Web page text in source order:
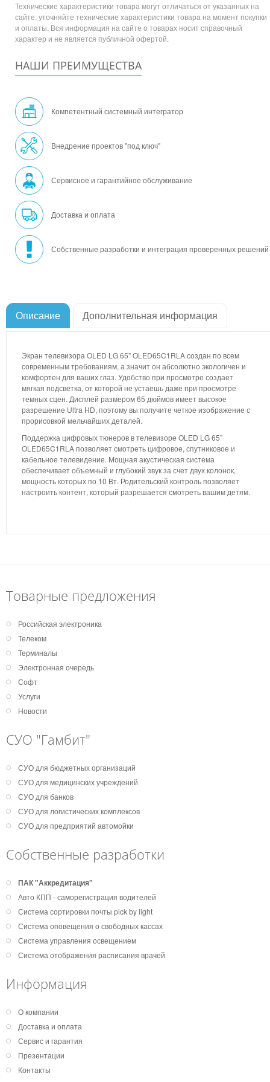
Технические характеристики товара могут отличаться от указанных на
сайте, уточняйте технические характеристики товара на момент покупки
и оплаты. Вся информация на сайте о товарах носит справочный
характер и не является публичной офертой.
НАШИ ПРЕИМУЩЕСТВА
Компетентный системный интегратор
Внедрение проектов "под ключ"
Сервисное и гарантийное обслуживание
Доставка и оплата
Собственные разработки и интеграция проверенных решений
Описание Дополнительная информация
Экран телевизора OLED LG 65” OLED65C1RLA создан по всем
современным требованиям, а значит он абсолютно экологичен и
комфортен для ваших глаз. Удобство при просмотре создает
мягкая подсветка, от которой не устаешь даже при просмотре
темных сцен. Дисплей размером 65 дюймов имеет высокое
разрешение Ultra HD, поэтому вы получите четкое изображение с
прорисовкой мельчайших деталей.
Поддержка цифровых тюнеров в телевизоре OLED LG 65”
OLED65C1RLA позволяет смотреть цифровое, спутниковое и
кабельное телевидение. Мощная акустическая система
обеспечивает объемный и глубокий звук за счет двух колонок,
мощность которых по 10 Вт. Родительский контроль позволяет
настроить контент, который разрешается смотреть вашим детям.
Товарные предложения
Российская электроника
Телеком
Терминалы
Электронная очередь
Софт
Услуги
Новости
СУО "Гамбит"
СУО для бюджетных организаций
СУО для медицинских учреждений
СУО для банков
СУО для логистических комплексов
СУО для предприятий автомойки
Собственные разработки
ПАК "Аккредитация"
Авто КПП - саморегистрация водителей
Система сортировки почты pick by light
Система оповещения о свободных кассах
Система управления освещением
Система отображения расписания врачей
Информация
О компании
Доставка и оплата
Сервис и гарантия
Презентации
Контакты